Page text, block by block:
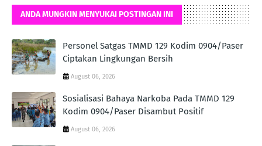
ANDA MUNGKIN MENYUKAI POSTINGAN INI
Personel Satgas TMMD 129 Kodim 0904/Paser
Ciptakan Lingkungan Bersih
August 06, 2026
Sosialisasi Bahaya Narkoba Pada TMMD 129
Kodim 0904/Paser Disambut Positif
August 06, 2026